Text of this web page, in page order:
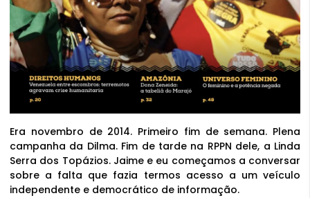
Era novembro de 2014. Primeiro fim de semana. Plena
campanha da Dilma. Fim de tarde na RPPN dele, a Linda
Serra dos Topázios. Jaime e eu começamos a conversar
sobre a falta que fazia termos acesso a um veículo
independente e democrático de informação.